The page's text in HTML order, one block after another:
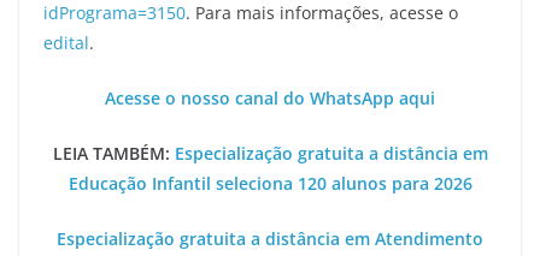
idPrograma=3150. Para mais informações, acesse o
edital.
Acesse o nosso canal do WhatsApp aqui
LEIA TAMBÉM: Especialização gratuita a distância em
Educação Infantil seleciona 120 alunos para 2026
Especialização gratuita a distância em Atendimento